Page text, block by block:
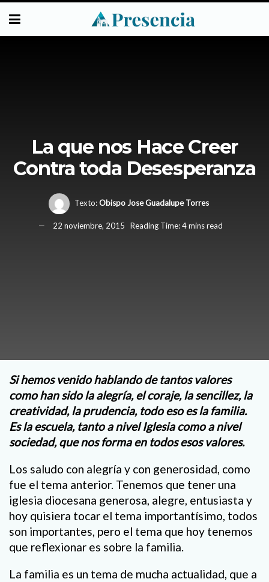
La que nos Hace Creer
Contra toda Desesperanza
Texto:Obispo Jose Guadalupe Torres
22 noviembre, 2015 Reading Time: 4 mins read
Si hemos venido hablando de tantos valores
como han sido la alegría, el coraje, la sencillez, la
creatividad, la prudencia, todo eso es la familia.
Es la escuela, tanto a nivel Iglesia como a nivel
sociedad, que nos forma en todos esos valores.
Los saludo con alegría y con generosidad, como
fue el tema anterior. Tenemos que tener una
iglesia diocesana generosa, alegre, entusiasta y
hoy quisiera tocar el tema importantísimo, todos
son importantes, pero el tema que hoy tenemos
que reflexionar es sobre la familia.
La familia es un tema de mucha actualidad, que a